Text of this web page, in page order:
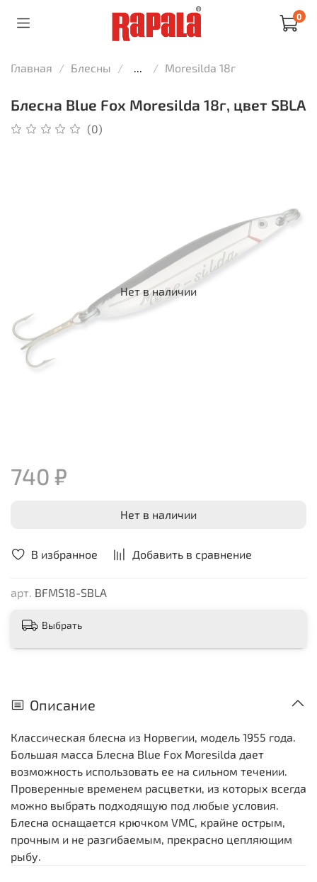
0
Главная Блесны ... Moresilda 18г
Блесна Blue Fox Moresilda 18г, цвет SBLA
(0)
В избранное Добавить в сравнение
арт. BFMS18-SBLA
Нет в наличии
740 ₽
Нет в наличии
Выбрать
Описание
Классическая блесна из Норвегии, модель 1955 года.
Большая масса Блесна Blue Fox Moresilda дает
возможность использовать ее на сильном течении.
Проверенные временем расцветки, из которых всегда
можно выбрать подходящую под любые условия.
Блесна оснащается крючком VMC, крайне острым,
прочным и не разгибаемым, прекрасно цепляющим
рыбу.